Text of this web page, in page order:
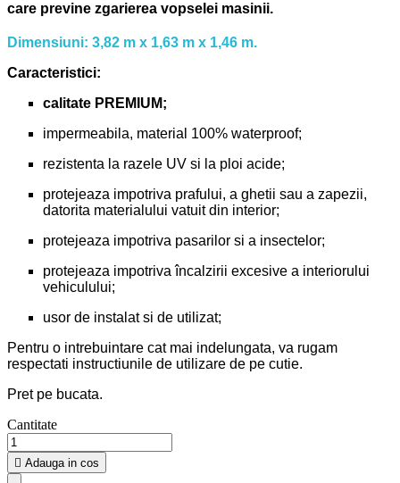
care previne zgarierea vopselei masinii.
Dimensiuni: 3,82 m x 1,63 m x 1,46 m.
Caracteristici:
calitate PREMIUM;
impermeabila, material 100% waterproof;
rezistenta la razele UV si la ploi acide;
protejeaza impotriva prafului, a ghetii sau a zapezii,
datorita materialului vatuit din interior;
protejeaza impotriva pasarilor si a insectelor;
protejeaza impotriva încalzirii excesive a interiorului
vehiculului;
usor de instalat si de utilizat;
Pentru o intrebuintare cat mai indelungata, va rugam
respectati instructiunile de utilizare de pe cutie.
Pret pe bucata.
Cantitate
 Adauga in cos